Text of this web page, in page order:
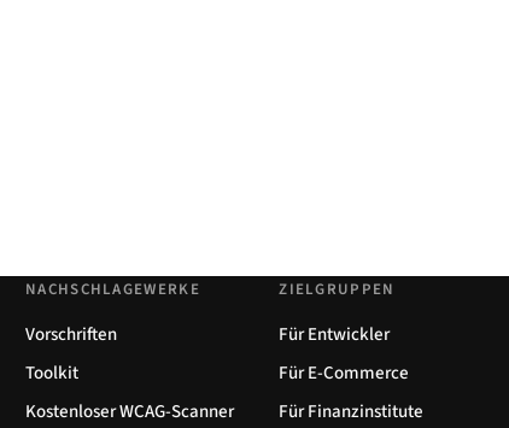
NACHSCHLAGEWERKE
Vorschriften
Toolkit
Kostenloser WCAG-Scanner
ZIELGRUPPEN
Für Entwickler
Für E-Commerce
Für Finanzinstitute